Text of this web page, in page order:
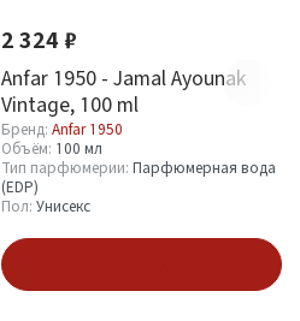
2 324 ₽
Anfar 1950 - Jamal Ayounak
Vintage, 100 ml
Бренд: Anfar 1950
Объём: 100 мл
Тип парфюмерии: Парфюмерная вода
(EDP)
Пол: Унисекс